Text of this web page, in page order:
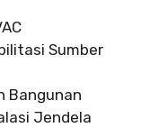
Sumber
Bangunan
Jendela